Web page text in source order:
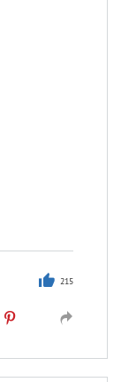
215